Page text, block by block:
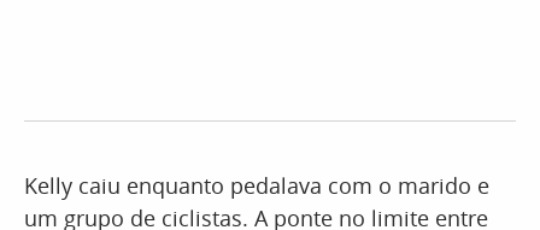
Kelly caiu enquanto pedalava com o marido e
um grupo de ciclistas. A ponte no limite entre